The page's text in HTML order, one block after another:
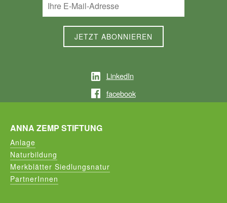
LinkedIn
facebook
ANNA ZEMP STIFTUNG
Anlage
Naturbildung
Merkblätter Siedlungsnatur
PartnerInnen